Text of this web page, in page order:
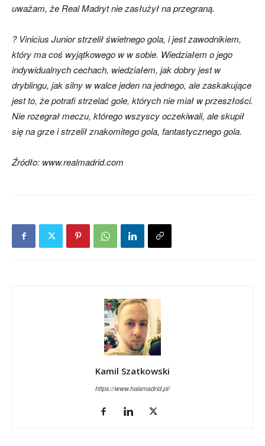
uważam, że Real Madryt nie zasłużył na przegraną.
? Vinicius Junior strzelił świetnego gola, i jest zawodnikiem,
który ma coś wyjątkowego w w sobie. Wiedziałem o jego
indywidualnych cechach, wiedziałem, jak dobry jest w
dryblingu, jak silny w walce jeden na jednego, ale zaskakujące
jest to, że potrafi strzelać gole, których nie miał w przeszłości.
Nie rozegrał meczu, którego wszyscy oczekiwali, ale skupił
się na grze i strzelił znakomitego gola, fantastycznego gola.
Źródło: www.realmadrid.com
Kamil Szatkowski
https://www.halamadrid.pl/